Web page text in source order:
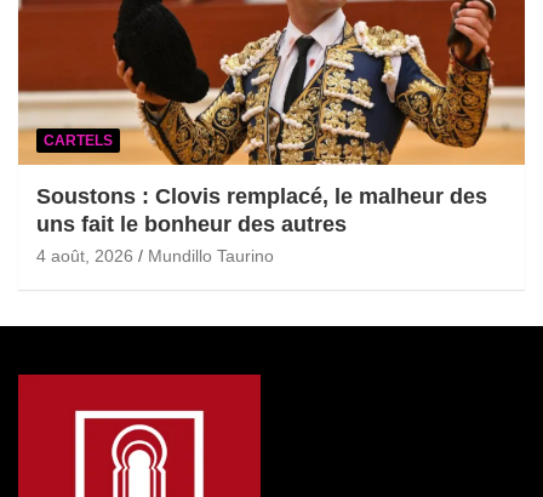
CARTELS
Soustons : Clovis remplacé, le malheur des
uns fait le bonheur des autres
4 août, 2026 Mundillo Taurino